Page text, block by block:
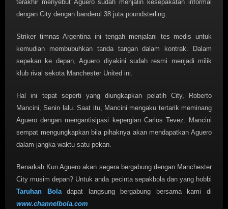
terakhir menyebut Aguero sudah menjalin kesepakatan informal
dengan City dengan banderol 38 juta poundsterling.
Striker timnas Argentina ini tengah menjalani tes medis untuk
kemudian membubuhkan tanda tangan dalam kontrak. Dalam
sepekan ke depan, Aguero diyakini sudah resmi menjadi milik
klub rival sekota Manchester United ini.
Hal ini tepat seperti yang diungkapkan pelatih City, Roberto
Mancini, Senin lalu. Saat itu, Mancini mengaku tertarik meminang
Aguero dengan mengantisipasi kepergian Carlos Tevez. Mancini
sempat mengungkapkan bila pihaknya akan mendapatkan Aguero
dalam jangka waktu satu pekan.
Benarkah Kun Aguero akan segera bergabung dengan Manchester
City musim depan? Untuk anda pecinta sepakbola dan yang hobbi
Taruhan Boladapat langsung bergabung bersama kami di
www.channelbola.com